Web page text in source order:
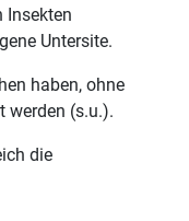
Insekten
Untersite.
haben, ohne
werden (s.u.).
die